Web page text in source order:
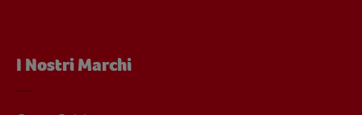
I Nostri Marchi